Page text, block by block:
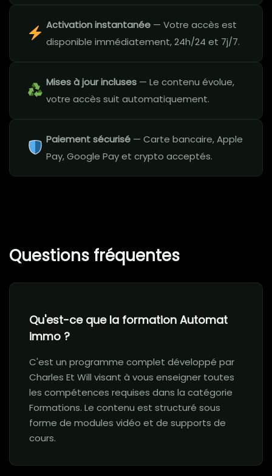
Activation instantanée — Votre accès est
disponible immédiatement, 24h/24 et 7j/7.
Mises à jour incluses — Le contenu évolue,
votre accès suit automatiquement.
Paiement sécurisé — Carte bancaire, Apple
Pay, Google Pay et crypto acceptés.
Questions fréquentes
Qu'est-ce que la formation Automat
immo ?
C'est un programme complet développé par
Charles Et Will visant à vous enseigner toutes
les compétences requises dans la catégorie
Formations. Le contenu est structuré sous
forme de modules vidéo et de supports de
cours.